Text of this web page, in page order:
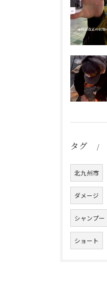
タグ
北九州市
ダメージ
シャンプー
ショート